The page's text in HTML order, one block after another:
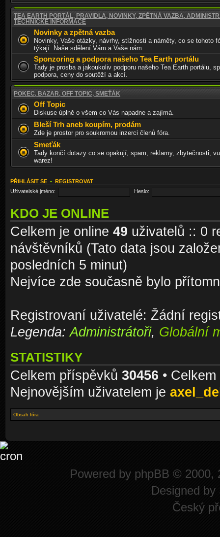
TEA EARTH PORTÁL, PRAVIDLA, NOVINKY, ZPĚTNÁ VAZBA,
TECHNICKÉ INFORMACE
Novinky a zpětná vazba
Novinky, Vaše otázky, návrhy, stížnosti a náměty, co se tohoto
týkají. Naše sdělení Vám a Vaše nám.
Sponzoring a podpora našeho Tea Earth portálu
Tady je prosba a jakoukoliv podporu našeho Tea Earth portálu,
podpora, ceny do soutěží a akcí.
POKEC, BAZAR, OFF TOPIC, SMEŤÁK
Off Topic
Diskuse úplně o všem co Vás napadne a zajímá.
Bleší Trh aneb koupím, prodám
Zde je prostor pro soukromou inzerci členů fóra.
Smeťák
Tady končí dotazy co se opakují, spam, reklamy, zbytečnosti,
warez!
PŘIHLÁSIT SE • REGISTROVAT
Uživatelské jméno:
Heslo:
KDO JE ONLINE
Celkem je online 49 uživatelů :: 0
návštěvníků (Tato data jsou
posledních 5 minut)
Nejvíce zde současně bylo
Registrovaní uživatelé: Žádní
Legenda:Administrátoři, Globální
STATISTIKY
Celkem příspěvků 30456 •
Nejnovějším uživatelem je
Obsah fóra
Powered by phpBB © 2000,
Designed by
Český